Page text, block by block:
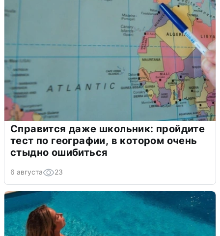
Справится даже школьник: пройдите
тест по географии, в котором очень
стыдно ошибиться
6 августа 23